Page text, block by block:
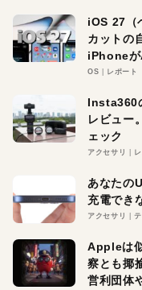
iOS 27（
カットの
iPhoneが
OS レポート
Insta360
レビュー
ェック
アクセサリ
あなたの
充電でき
アクセサリ
Appleは
察とも揶
営利団体